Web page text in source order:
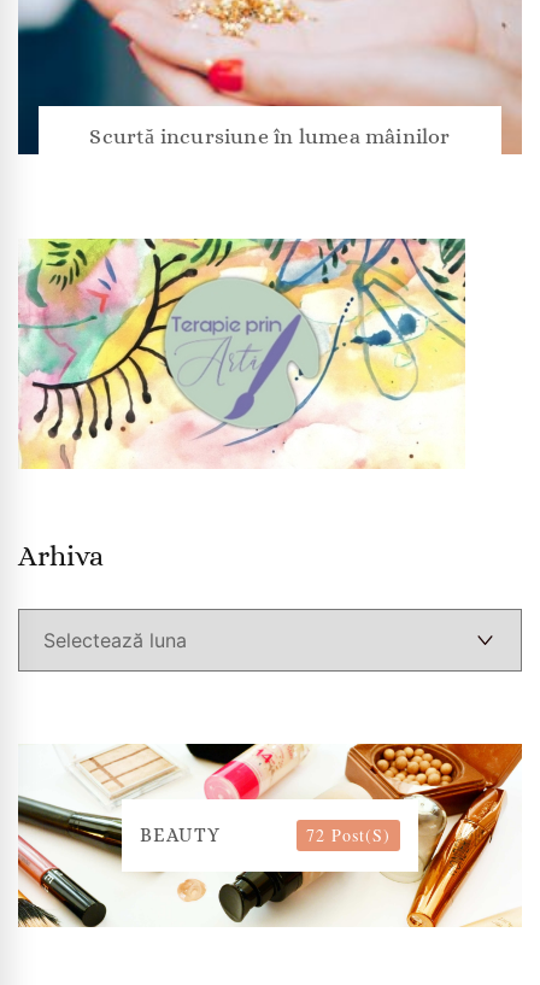
Scurtă incursiune în lumea mâinilor
Arhiva
BEAUTY 72 Post(s)